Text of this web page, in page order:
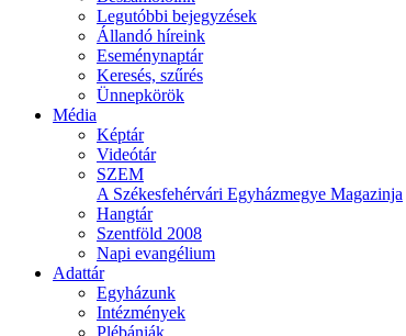
Legutóbbi bejegyzések
Állandó híreink
Eseménynaptár
Keresés, szűrés
Ünnepkörök
Média
Képtár
Videótár
SZEM
A Székesfehérvári Egyházmegye Magazinja
Hangtár
Szentföld 2008
Napi evangélium
Adattár
Egyházunk
Intézmények
Plébániák